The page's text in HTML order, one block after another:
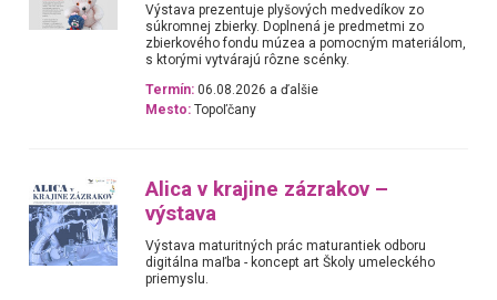
Výstava prezentuje plyšových medvedíkov zo
súkromnej zbierky. Doplnená je predmetmi zo
zbierkového fondu múzea a pomocným materiálom,
s ktorými vytvárajú rôzne scénky.
Termín: 06.08.2026 a ďalšie
Mesto: Topoľčany
Alica v krajine zázrakov –
výstava
Výstava maturitných prác maturantiek odboru
digitálna maľba - koncept art Školy umeleckého
priemyslu.